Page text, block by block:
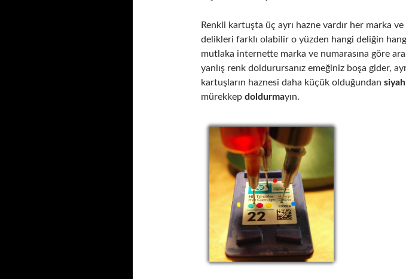
Renkli kartuşta üç ayrı hazne vardır her marka
delikleri farklı olabilir o yüzden hangi deliğin
mutlaka internette marka ve numarasına göre
yanlış renk doldurursanız emeğiniz boşa gider,
kartuşların haznesi daha küçük olduğundan siyah
mürekkep doldurmayın.